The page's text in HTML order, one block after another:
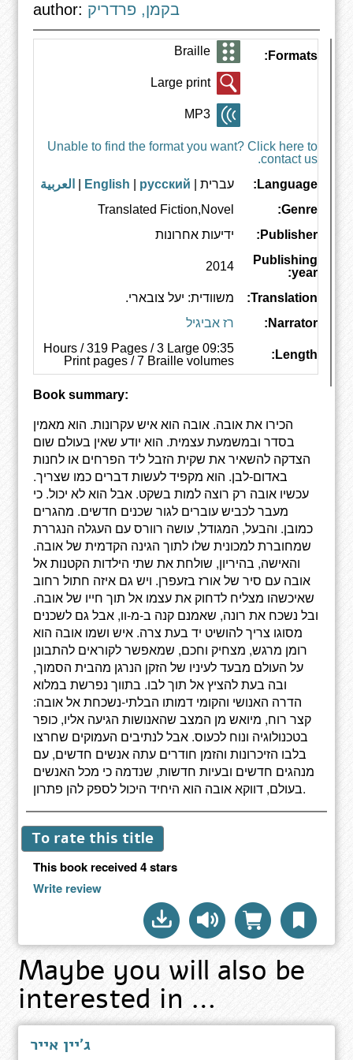
author: בקמן, פרדריק
Formats:
Large print
Unable to find the format you want? Click here to
contact us.
Language:
עברית | English русский
العربية
Genre:
Translated Fiction,Novel
Publisher:
ידיעות אחרונות
Publishing
year:
2014
Translation:
משוודית: יעל צובארי.
Narrator:
רז אביגיל
Length:
09:35 Hours / 319 Pages / 3 Large
Print pages / 7 Braille volumes
Book summary:
הכירו את אובה. אובה הוא איש עקרונות. הוא מאמין
בסדר ובמשמעת עצמית. הוא יודע שאין בעולם שום
הצדקה להשאיר את שקית הזבל ליד הפרחים או לחנות
באדום-לבן. הוא מקפיד לעשות דברים כמו שצריך.
עכשיו אובה רק רוצה למות בשקט. אבל הוא לא יכול. כי
מעבר לכביש עוברים לגור שכנים חדשים. מהגרים
כמובן. והבעל, המגודל, עושה רוורס עם העגלה הנגררת
שמחוברת למכונית שלו לתוך הגינה הקדמית של אובה.
והאישה, בהיריון, שולחת את שתי הילדות הקטנות אל
אובה עם סיר של אורז בזעפרן. ויש גם איזה חתול רחוב
שאיכשהו מצליח לדחוק את עצמו אל תוך חייו של אובה.
ובל נשכח את רונה, שאמנם קנה ב-מ-וו, אבל גם לשכנים
מסוגו צריך להושיט יד בעת צרה. איש ושמו אובה הוא
רומן מרגש, מצחיק וחכם, שמאפשר לקוראים להתבונן
על העולם מבעד לעיניו של הזקן הנרגן מהבית הסמוך,
ובה בעת להציץ אל תוך לבו. בתווך נפרשת במלוא
הדרה האנושי והקומי דמותו הבלתי-נשכחת אל אובה:
קצר רוח, מיואש מן המצב שהאנושות הגיעה אליו, כופר
בטכנולוגיה ונוח לכעוס. אבל לנתיבים העמוקים שחרצו
בלבו הזיכרונות והזמן חודרים עתה אנשים חדשים, עם
מנהגים חדשים ובעיות חדשות, שנדמה כי מכל האנשים
בעולם, דווקא אובה הוא היחיד היכול לספק להן פתרון.
To rate this title
This book received 4 stars
Write review
Maybe you will also be
interested in …
ג'יין אייר